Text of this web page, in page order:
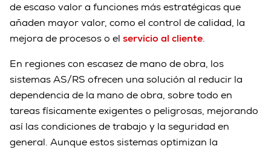
de escaso valor a funciones más estratégicas que
añaden mayor valor, como el control de calidad, la
mejora de procesos o el servicio al cliente.
En regiones con escasez de mano de obra, los
sistemas AS/RS ofrecen una solución al reducir la
dependencia de la mano de obra, sobre todo en
tareas físicamente exigentes o peligrosas, mejorando
así las condiciones de trabajo y la seguridad en
general. Aunque estos sistemas optimizan la